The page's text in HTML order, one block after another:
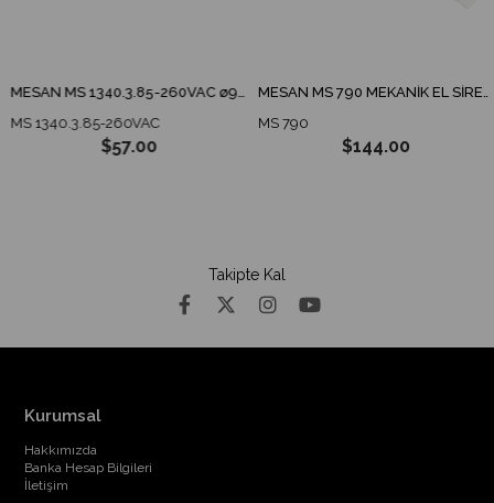
MESAN MS 1340.3.85-260VAC ø90 ENDÜSTRİYEL İKAZ LAMBA TABAN MONTAJ
MS 1340.3.85-260VAC
$57.00
MESAN MS 790 MEKANİK EL SİRENİ
MS 790
$144.00
Takipte Kal
Kurumsal
Hakkımızda
Banka Hesap Bilgileri
İletişim